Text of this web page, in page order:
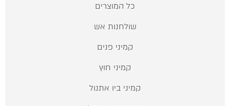
כל המוצרים
שולחנות אש
קמיני פנים
קמיני חוץ
קמיני ביו אתנול